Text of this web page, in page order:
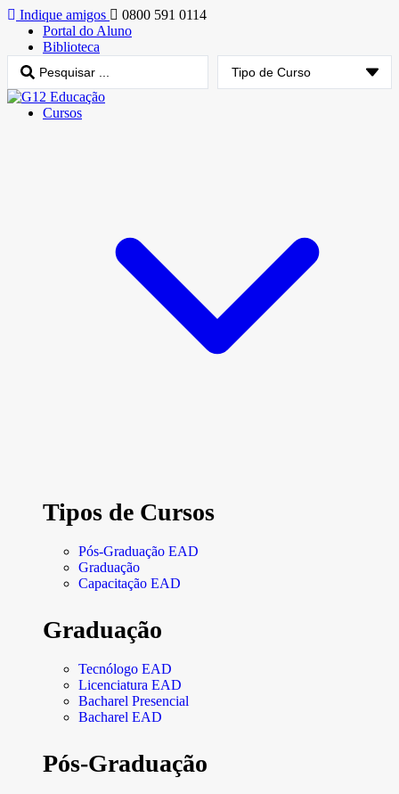
Indique amigos
0800 591 0114
Portal do Aluno
Biblioteca
Cursos
Tipos de Cursos
Pós-Graduação EAD
Graduação
Capacitação EAD
Graduação
Tecnólogo EAD
Licenciatura EAD
Bacharel Presencial
Bacharel EAD
Pós-Graduação